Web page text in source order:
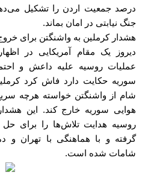
درصد جمعیت اردن را تشکیل
جنگ نیابتی در امان بماند.
هشدار کرملین به واشنگتن برای
دیروز یک مقام آمریکایی در
عملیات روسیه علیه داعش و
سوریه حکایت دارد فاش کرد
شام از واشنگتن خواسته هرچه
هوایی سوریه خارج کند.
این
روسیه هدایت تلاش‌ها را برای
گرفته و با هماهنگی با تهران و
شامات شده است.